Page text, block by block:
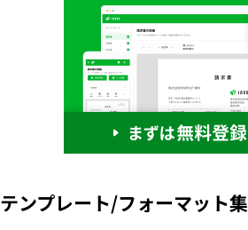
テンプレート/フォーマット集